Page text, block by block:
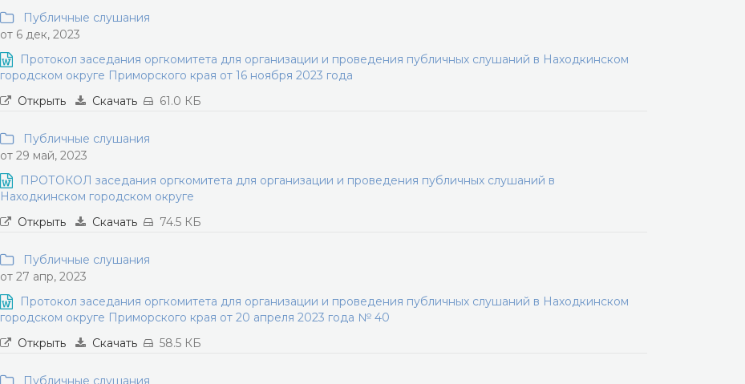
Публичные слушания
от 6 дек, 2023
Протокол заседания оргкомитета для организации и проведения публичных слушаний в Находкинском
городском округе Приморского края от 16 ноября 2023 года
Открыть
Скачать 61.0 КБ
Публичные слушания
от 29 май, 2023
ПРОТОКОЛ заседания оргкомитета для организации и проведения публичных слушаний в
Находкинском городском округе
Открыть
Скачать 74.5 КБ
Публичные слушания
от 27 апр, 2023
Протокол заседания оргкомитета для организации и проведения публичных слушаний в Находкинском
городском округе Приморского края от 20 апреля 2023 года № 40
Открыть
Скачать 58.5 КБ
Публичные слушания